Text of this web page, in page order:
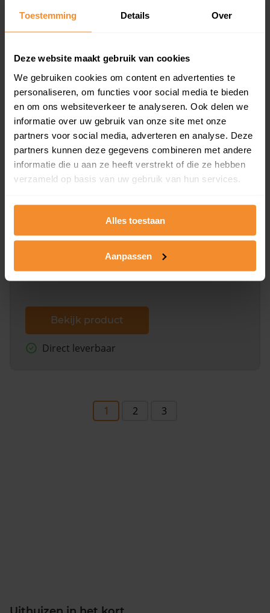
Toestemming Details Over
Deze website maakt gebruik van cookies
We gebruiken cookies om content en advertenties te
personaliseren, om functies voor social media te bieden
en om ons websiteverkeer te analyseren. Ook delen we
informatie over uw gebruik van onze site met onze
partners voor social media, adverteren en analyse. Deze
partners kunnen deze gegevens combineren met andere
informatie die u aan ze heeft verstrekt of die ze hebben
verzameld op basis van uw gebruik van hun services.
Alles toestaan
Aanpassen
Een overzicht van alle verkochte woningen (koopsom
en koopdatum) binnen een postcodegebied. Dit
Bekijk product
Direct leverbaar
Een uitgebreid overzicht van het perceel en
dit inclusief de luchtfoto!
Bekijk product
Direct leverbaar
1 2 3